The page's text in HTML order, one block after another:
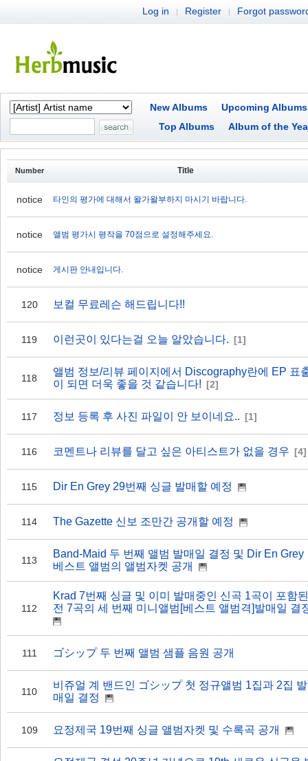
Log in | Register | Forgot
New Albums
Upcoming Albums
Top Albums
Album of the
Number Title
notice 타인의 평가에 대해서 왈가왈부하지 마시기 바랍니다.
notice 앨범 평가시 평작을 70점으로 설정해주세요.
notice 게시판 안내입니다.
120 보컬 무료레슨 해드립니다!!
119 이런곳이 있다는걸 오늘 알았습니다. [1]
118
앨범 정보/리뷰 페이지에서 Discography란에 EP 표
이 되면 더욱 좋을 것 같습니다! [2]
117 정보 등록 후 사진 파일이 안 보이네요.. [1]
116 코멘트나 리뷰를 달고 싶은 아티스트가 없을 경우 [4]
115 Dir En Grey 29번째 싱글 발매할 예정
114 The Gazette 신보 조만간 공개할 예정
113
Band-Maid 두 번째 앨범 발매일 결정 및 Dir En Grey
베스트 앨범의 앨범자켓 공개
112
Krad 7번째 싱글 및 이미 발매중인 신곡 1곡이 포함된
전 7곡의 세 번째 미니앨범[베스트 앨범격]발매일 결
111 ゴシップ 두 번째 앨범 샘플 음원 공개
110
비쥬얼 계 밴드인 ゴシップ 첫 정규앨범 1집과 2집 발
매일 결정
109 요정제국 19번째 싱글 앨범자켓 및 수록곡 공개